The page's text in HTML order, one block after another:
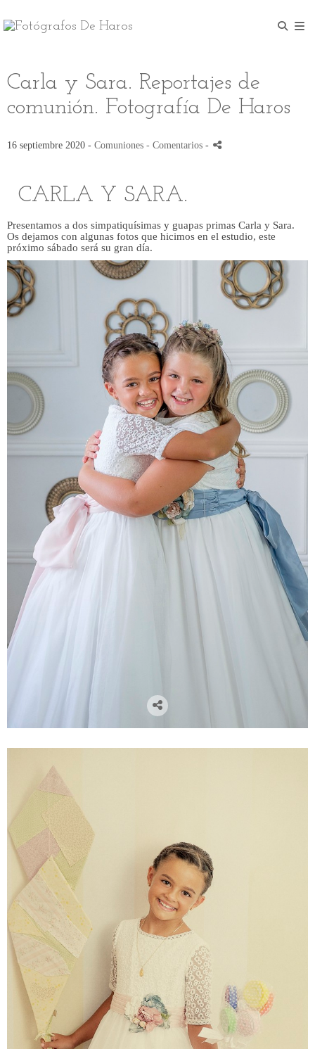
Carla y Sara. Reportajes de
comunión. Fotografía De Haros
16 septiembre 2020 - Comuniones - Comentarios -
CARLA Y SARA.
Presentamos a dos simpatiquísimas y guapas primas Carla y Sara.
Os dejamos con algunas fotos que hicimos en el estudio, este
próximo sábado será su gran día.